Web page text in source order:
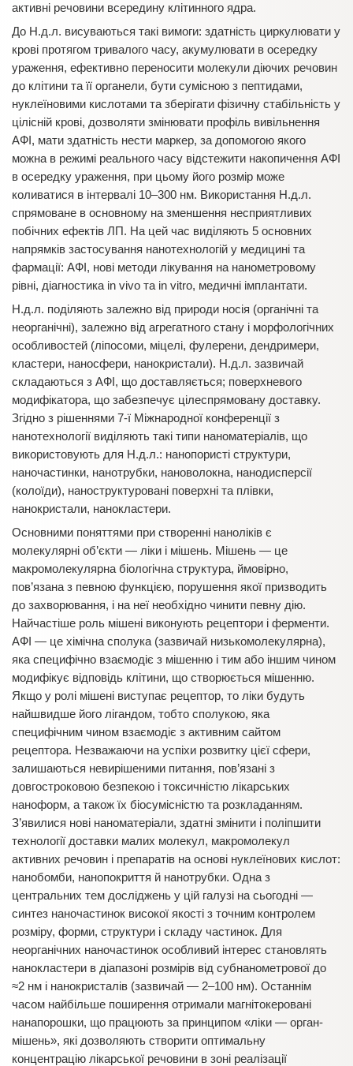
активні речовини всередину клітинного ядра.
До Н.д.л. висуваються такі вимоги: здатність циркулювати у
крові протягом тривалого часу, акумулювати в осередку
ураження, ефективно переносити молекули діючих речовин
до клітини та її органели, бути сумісною з пептидами,
нуклеїновими кислотами та зберігати фізичну стабільність у
цілісній крові, дозволяти змінювати профіль вивільнення
АФІ, мати здатність нести маркер, за допомогою якого
можна в режимі реального часу відстежити накопичення АФІ
в осередку ураження, при цьому його розмір може
коливатися в інтервалі 10–300 нм. Використання Н.д.л.
спрямоване в основному на зменшення несприятливих
побічних ефектів ЛП. На цей час виділяють 5 основних
напрямків застосування нанотехнологій у медицині та
фармації: АФІ, нові методи лікування на нанометровому
рівні, діагностика in vivo та in vitro, медичні імплантати.
Н.д.л. поділяють залежно від природи носія (органічні та
неорганічні), залежно від агрегатного стану і морфологічних
особливостей (ліпосоми, міцелі, фулерени, дендримери,
кластери, наносфери, нанокристали). Н.д.л. зазвичай
складаються з АФІ, що доставляється; поверхневого
модифікатора, що забезпечує цілеспрямовану доставку.
Згідно з рішеннями 7-ї Міжнародної конференції з
нанотехнології виділяють такі типи наноматеріалів, що
використовують для Н.д.л.: нанопористі структури,
наночастинки, нанотрубки, нановолокна, нанодисперсії
(колоїди), наноструктуровані поверхні та плівки,
нанокристали, нанокластери.
Основними поняттями при створенні наноліків є
молекулярні об’єкти — ліки і мішень. Мішень — це
макромолекулярна біологічна структура, ймовірно,
пов’язана з певною функцією, порушення якої призводить
до захворювання, і на неї необхідно чинити певну дію.
Найчастіше роль мішені виконують рецептори і ферменти.
АФІ — це хімічна сполука (зазвичай низькомолекулярна),
яка специфічно взаємодіє з мішенню і тим або іншим чином
модифікує відповідь клітини, що створюється мішенню.
Якщо у ролі мішені виступає рецептор, то ліки будуть
найшвидше його лігандом, тобто сполукою, яка
специфічним чином взаємодіє з активним сайтом
рецептора. Незважаючи на успіхи розвитку цієї сфери,
залишаються невирішеними питання, пов’язані з
довгостроковою безпекою і токсичністю лікарських
наноформ, а також їх біосумісністю та розкладанням.
З’явилися нові наноматеріали, здатні змінити і поліпшити
технології доставки малих молекул, макромолекул
активних речовин і препаратів на основі нуклеїнових кислот:
нанобомби, нанопокриття й нанотрубки. Одна з
центральних тем досліджень у цій галузі на сьогодні —
синтез наночастинок високої якості з точним контролем
розміру, форми, структури і складу частинок. Для
неорганічних наночастинок особливий інтерес становлять
нанокластери в діапазоні розмірів від субнанометрової до
≈2 нм і нанокристалів (зазвичай — 2–100 нм). Останнім
часом найбільше поширення отримали магнітокеровані
нанапорошки, що працюють за принципом «ліки — орган-
мішень», які дозволяють створити оптимальну
концентрацію лікарської речовини в зоні реалізації